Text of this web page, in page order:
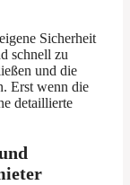
Sicherheit
schnell zu
und die
Erst wenn die
detaillierte